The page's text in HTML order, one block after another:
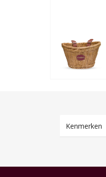
Kenmerken